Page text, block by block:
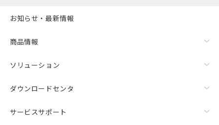
お知らせ・最新情報
商品情報
ソリューション
ダウンロードセンタ
サービスサポート